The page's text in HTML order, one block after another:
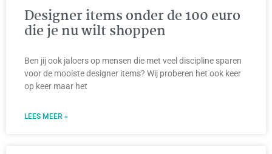
Designer items onder de 100 euro
die je nu wilt shoppen
Ben jij ook jaloers op mensen die met veel discipline sparen
voor de mooiste designer items? Wij proberen het ook keer
op keer maar het
LEES MEER »